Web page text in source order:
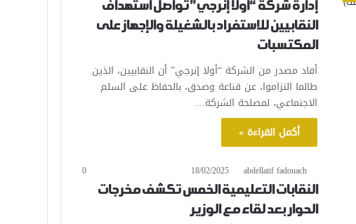
إدارة شركة “أولا إنرجي” تواصل استهداف
النقابيين للاستفراد بالشغيلة والإجهاز على
المكتسبات
أفاد مصدر من الشركة “أولا إنرجي” أن النقابيين، الذين
طالما التزاموا، عن قناعة وصدق، بالحفاظ على السلم
الاجتماعي، لمصلحة الشركة…
أكمل القراءة »
abdellatif fadouach
18/02/2025
0
النقابات التعليمية الخمس تكشف مخرجات
الحوار بعد لقاء مع الوزير